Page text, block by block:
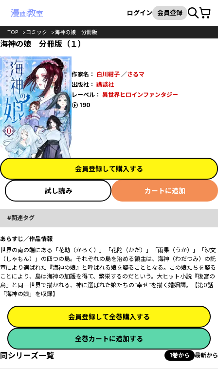
検索
ログイン 会員登録カート
TOP コミック 海神の娘 分冊版
海神の娘 分冊版（１）
作家名： 白川紺子／さるマ
出版社： 講談社
レーベル： 異世界ヒロインファンタジー
190
ポイント
会員登録して購入する
試し読み カートに追加
関連タグ
あらすじ／作品情報
世界の南の端にある「花勒（かろく）」「花陀（かだ）」「雨果（うか）」「沙文
（しゃもん）」の四つの島。それぞれの島を治める領主は、海神（わだつみ）の託
宣により選ばれた『海神の娘』と呼ばれる娘を娶ることとなる。この娘たちを娶る
ことにより、島は海神の加護を得て、繁栄するのだという。大ヒット小説『後宮の
烏』と同一世界で描かれる、神に選ばれた娘たちの”幸せ”を描く婚姻譚。【第0話
「海神の娘」を収録】
会員登録して全巻購入する
全巻カートに追加する
同シリーズ一覧 1巻から 最新から